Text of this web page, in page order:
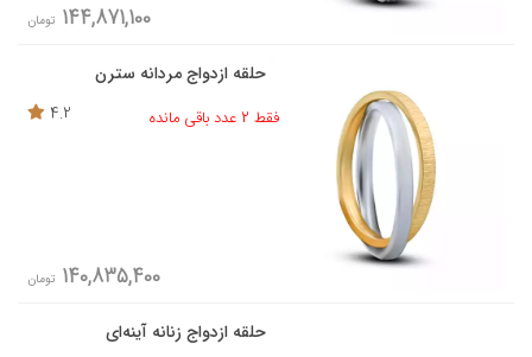
144,871,100 تومان
حلقه ازدواج مردانه سترن
فقط 2 عدد باقی مانده
4.2
140,835,400 تومان
حلقه ازدواج زنانه آینه‌ای